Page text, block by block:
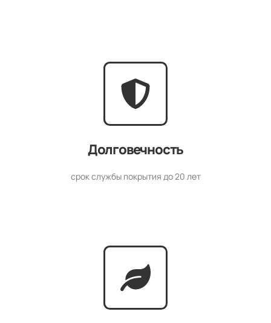
Долговечность
срок службы покрытия до 20 лет